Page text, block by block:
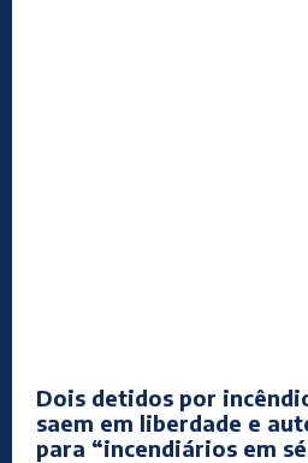
Dois detidos por
saem em liberdade e
para “incendiários em